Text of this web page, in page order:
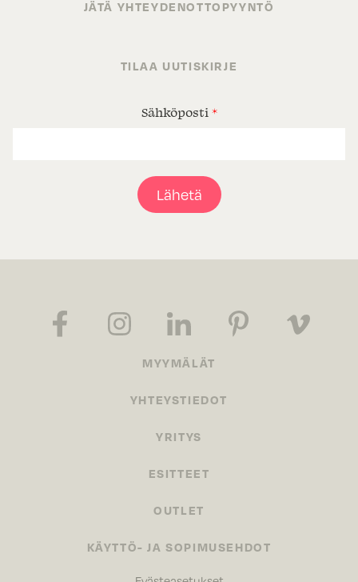
JÄTÄ YHTEYDENOTTOPYYNTÖ
TILAA UUTISKIRJE
Sähköposti *
Lähetä
MYYMÄLÄT
YHTEYSTIEDOT
YRITYS
ESITTEET
OUTLET
KÄYTTÖ- JA SOPIMUSEHDOT